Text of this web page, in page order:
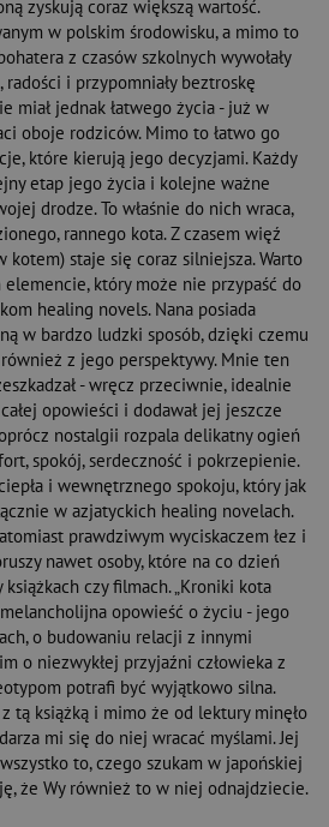
zyskują coraz większą wartość.
w polskim środowisku, a mimo to
z czasów szkolnych wywołały
i przypomniały beztroskę
miał jednak łatwego życia - już w
oboje rodziców. Mimo to łatwo go
które kierują jego decyzjami. Każdy
etap jego życia i kolejne ważne
drodze. To właśnie do nich wraca,
rannego kota. Z czasem więź
kotem) staje się coraz silniejsza. Warto
który może nie przypaść do
healing novels. Nana posiada
w bardzo ludzki sposób, dzięki czemu
z jego perspektywy. Mnie ten
- wręcz przeciwnie, idealnie
opowieści i dodawał jej jeszcze
nostalgii rozpala delikatny ogień
spokój, serdeczność i pokrzepienie.
i wewnętrznego spokoju, który jak
w azjatyckich healing novelach.
prawdziwym wyciskaczem łez i
nawet osoby, które na co dzień
czy filmach. „Kroniki kota
opowieść o życiu - jego
o budowaniu relacji z innymi
o niezwykłej przyjaźni człowieka z
potrafi być wyjątkowo silna.
tą książką i mimo że od lektury minęło
mi się do niej wracać myślami. Jej
to, czego szukam w japońskiej
że Wy również to w niej odnajdziecie.